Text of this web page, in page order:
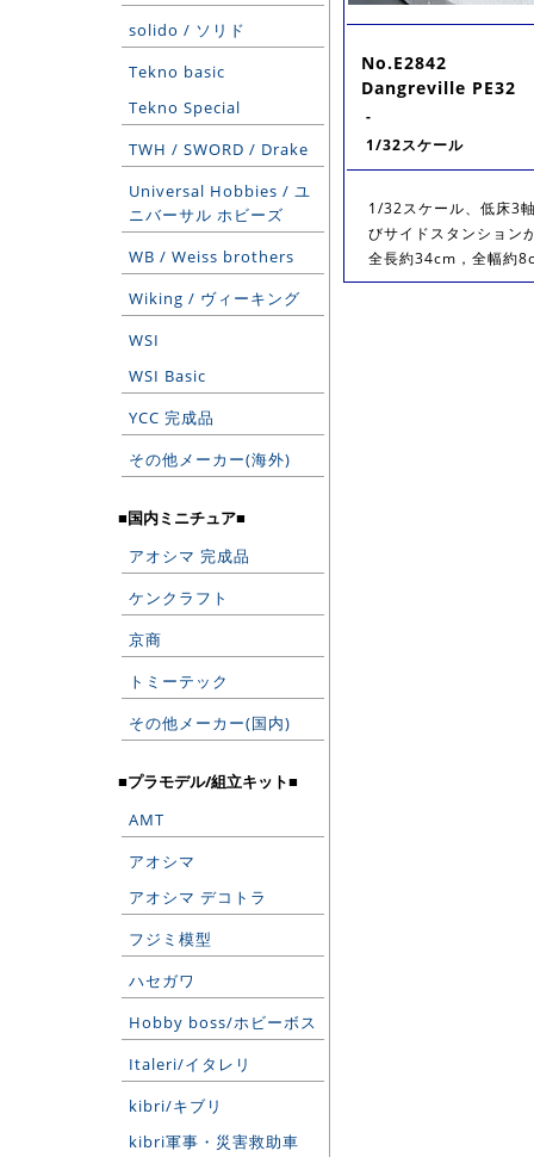
solido / ソリド
Tekno basic
Tekno Special
TWH / SWORD / Drake
Universal Hobbies / ユ
ニバーサル ホビーズ
WB / Weiss brothers
Wiking / ヴィーキング
WSI
WSI Basic
YCC 完成品
その他メーカー(海外)
■国内ミニチュア■
アオシマ 完成品
ケンクラフト
京商
トミーテック
その他メーカー(国内)
■プラモデル/組立キット■
AMT
アオシマ
アオシマ デコトラ
フジミ模型
ハセガワ
Hobby boss/ホビーボス
Italeri/イタレリ
kibri/キブリ
kibri軍事・災害救助車
No.E2842
Dangreville PE32
-
1/32スケール
1/32スケール、低床3
びサイドスタンション
全長約34cm，全幅約